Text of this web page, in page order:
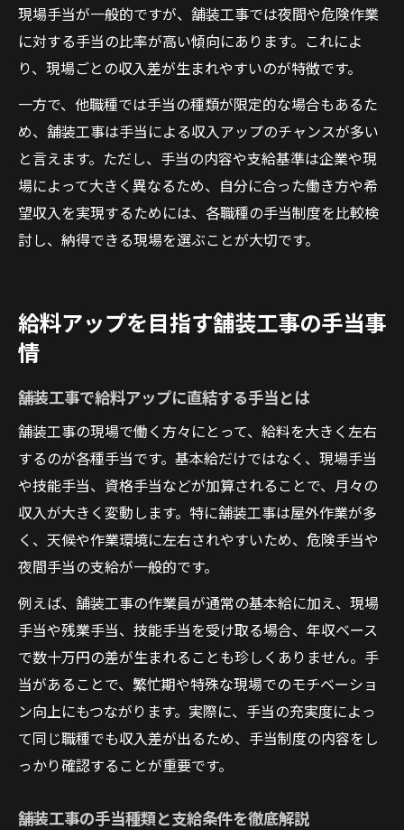
現場手当が一般的ですが、舗装工事では夜間や危険作業
に対する手当の比率が高い傾向にあります。これによ
り、現場ごとの収入差が生まれやすいのが特徴です。
一方で、他職種では手当の種類が限定的な場合もあるた
め、舗装工事は手当による収入アップのチャンスが多い
と言えます。ただし、手当の内容や支給基準は企業や現
場によって大きく異なるため、自分に合った働き方や希
望収入を実現するためには、各職種の手当制度を比較検
討し、納得できる現場を選ぶことが大切です。
給料アップを目指す舗装工事の手当事
情
舗装工事で給料アップに直結する手当とは
舗装工事の現場で働く方々にとって、給料を大きく左右
するのが各種手当です。基本給だけではなく、現場手当
や技能手当、資格手当などが加算されることで、月々の
収入が大きく変動します。特に舗装工事は屋外作業が多
く、天候や作業環境に左右されやすいため、危険手当や
夜間手当の支給が一般的です。
例えば、舗装工事の作業員が通常の基本給に加え、現場
手当や残業手当、技能手当を受け取る場合、年収ベース
で数十万円の差が生まれることも珍しくありません。手
当があることで、繁忙期や特殊な現場でのモチベーショ
ン向上にもつながります。実際に、手当の充実度によっ
て同じ職種でも収入差が出るため、手当制度の内容をし
っかり確認することが重要です。
舗装工事の手当種類と支給条件を徹底解説